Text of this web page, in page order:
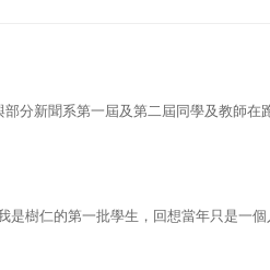
部分新聞系第一屆及第二屆同學及教師在
是樹仁的第一批學生，回想當年只是一